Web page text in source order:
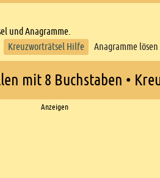
und Anagramme.
Kreuzworträtsel Hilfe
Anagramme lösen
mit 8 Buchstaben •
Anzeigen